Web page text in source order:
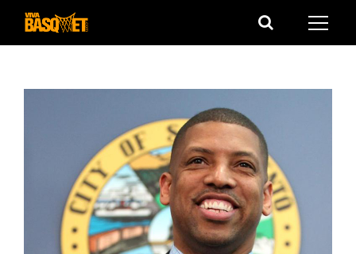
Saltar